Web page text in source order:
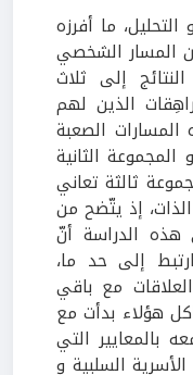
ما أفرزه
المسار الشخصي
إلى ثلاث
الذين لهم
المسارات الصعبة
الثانية
ثالثة تعاني
إذ يتّضح من
هذه الدراسة أنّ
إلى حد ما،
مع باقي
هؤلاء بدأت مع
بالمعايير التي
السلبية و